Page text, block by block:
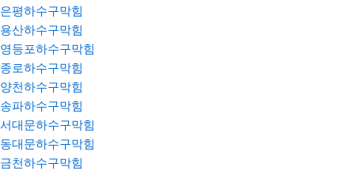
은평하수구막힘
용산하수구막힘
영등포하수구막힘
종로하수구막힘
양천하수구막힘
송파하수구막힘
서대문하수구막힘
동대문하수구막힘
금천하수구막힘